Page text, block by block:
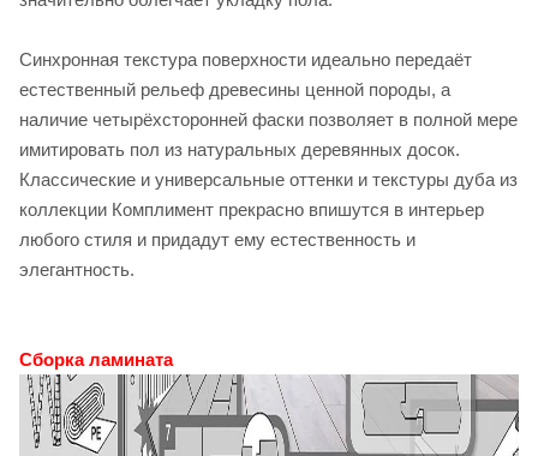
Синхронная текстура поверхности идеально передаёт
естественный рельеф древесины ценной породы, а
наличие четырёхсторонней фаски позволяет в полной мере
имитировать пол из натуральных деревянных досок.
Классические и универсальные оттенки и текстуры дуба из
коллекции Комплимент прекрасно впишутся в интерьер
любого стиля и придадут ему естественность и
элегантность.
Сборка ламината